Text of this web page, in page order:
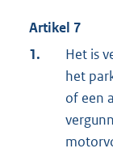
Artikel 7
1.
Het is
het
of een